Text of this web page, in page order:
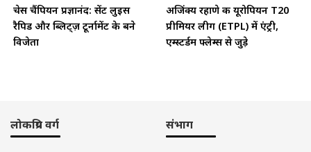
चेस चैंपियन प्रज्ञानंद: सेंट लुइस
रैपिड और ब्लिट्ज़ टूर्नामेंट के बने
विजेता
अजिंक्य रहाणे की यूरोपियन T20
प्रीमियर लीग (ETPL) में एंट्री,
एम्स्टर्डम फ्लेम्स से जुड़े
लोकप्रिय वर्ग संभाग